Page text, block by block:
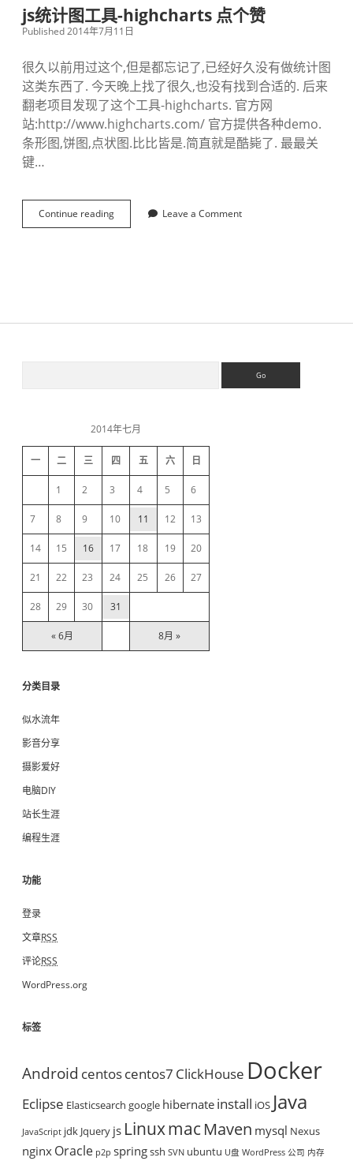
js统计图工具-highcharts 点个赞
Published 2014年7月11日
很久以前用过这个,但是都忘记了,已经好久没有做统计图
这类东西了. 今天晚上找了很久,也没有找到合适的. 后来
翻老项目发现了这个工具-highcharts. 官方网
站:http://www.highcharts.com/ 官方提供各种demo.
条形图,饼图,点状图.比比皆是.简直就是酷毙了. 最最关
键…
Continue reading
s
h
r
s
点
Leave a Comment
d
b
a
r
2014年七月
一 二 三 四 五 六 日
« 6月 8月 »
1 2 3 4 5 6
7 8 9 10 11 12 13
14 15 16 17 18 19 20
21 22 23 24 25 26 27
28 29 30 31
分类目录
似水流年
影音分享
摄影爱好
电脑DIY
站长生涯
编程生涯
功能
登录
文章RSS
评论RSS
WordPress.org
标签
Android centoscentos7 ClickHouse Docker
Eclipse Elasticsearch google hibernate install iOS Java
JavaScript jdk Jquery js LinuxmacMaven mysql Nexus
nginx Oracle p2p springssh SVN ubuntu U盘 WordPress 公司 内存